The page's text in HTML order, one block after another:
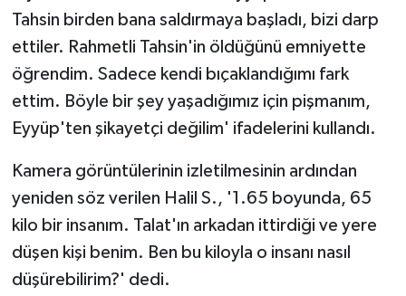
Tahsin birden bana saldırmaya başladı, bizi darp
ettiler. Rahmetli Tahsin'in öldüğünü emniyette
öğrendim. Sadece kendi bıçaklandığımı fark
ettim. Böyle bir şey yaşadığımız için pişmanım,
Eyyüp'ten şikayetçi değilim' ifadelerini kullandı.
Kamera görüntülerinin izletilmesinin ardından
yeniden söz verilen Halil S., '1.65 boyunda, 65
kilo bir insanım. Talat'ın arkadan ittirdiği ve yere
düşen kişi benim. Ben bu kiloyla o insanı nasıl
düşürebilirim?' dedi.